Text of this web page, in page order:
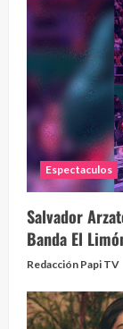
Espectaculos
Salvador
Banda El
Redacción Papi TV